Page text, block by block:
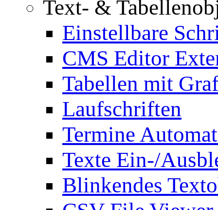
Text- &
Einstellbare
CMS Editor
Tabellen mit
Laufschriften
Termine
Texte Ein-/
Blinkendes